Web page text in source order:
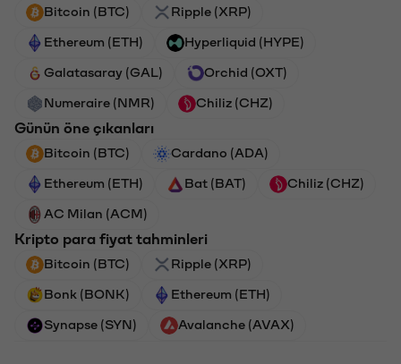
Bitcoin (BTC) Ripple (XRP)
Ethereum (ETH) Hyperliquid (HYPE)
Galatasaray (GAL) Orchid (OXT)
Numeraire (NMR) Chiliz (CHZ)
Günün öne çıkanları
Bitcoin (BTC) Cardano (ADA)
Ethereum (ETH) Bat (BAT) Chiliz (CHZ)
AC Milan (ACM)
Kripto para fiyat tahminleri
Bitcoin (BTC) Ripple (XRP)
Bonk (BONK) Ethereum (ETH)
Synapse (SYN) Avalanche (AVAX)